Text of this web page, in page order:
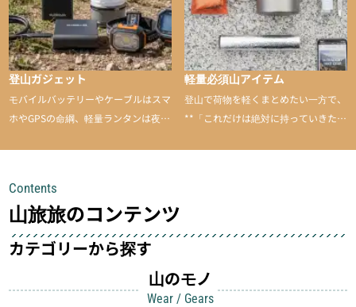
登山ガジェット
モバイルバッテリーやケーブルはスマ
ホやGPSの命綱、軽量ランタンは夜間
して安全にしてくれます
軽量必須山アイテム
登山で荷物を軽くまとめたい一方で、
**「これだけは絶対に持っていきた
Contents
山旅旅のコンテンツ
カテゴリーから探す
山のモノ
Wear / Gears